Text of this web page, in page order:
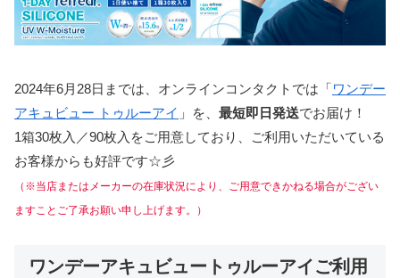
2024年6月28日までは、オンラインコンタクトでは「 ワンデー
アキュビュー トゥルーアイ 」を、 最短即日発送でお届け！
1箱30枚入／90枚入をご用意しており、ご利用いただいている
お客様からも好評です☆彡
（※当店またはメーカーの在庫状況により、ご用意できかねる場合がござい
ますことご了承お願い申し上げます。）
ワンデーアキュビュートゥルーアイご利用